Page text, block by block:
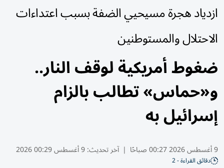
ازدياد هجرة مسيحيي الضفة بسبب اعتداءات
الاحتلال والمستوطنين
ضغوط أمريكية لوقف النار..
و«حماس» تطالب بالزام
إسرائيل به
9 أغسطس 2026 00:27 صباحًا | آخر تحديث:9 أغسطس 00:29 2026
دقائق القراءة - 2